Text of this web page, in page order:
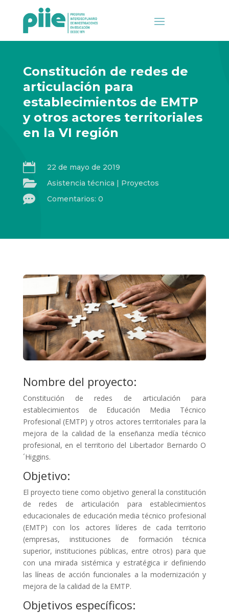
Constitución de redes de
articulación para
establecimientos de EMTP
y otros actores territoriales
en la VI región
 22 de mayo de 2019
 Asistencia técnica | Proyectos
 Comentarios: 0
Nombre del proyecto:
Constitución de redes de articulación para
establecimientos de Educación Media Técnico
Profesional (EMTP) y otros actores territoriales para la
mejora de la calidad de la enseñanza medía técnico
profesional, en el territorio del Libertador Bernardo O
´Higgins.
Objetivo:
El proyecto tiene como objetivo general la constitución
de redes de articulación para establecimientos
educacionales de educación media técnico profesional
(EMTP) con los actores líderes de cada territorio
(empresas, instituciones de formación técnica
superior, instituciones públicas, entre otros) para que
con una mirada sistémica y estratégica ir definiendo
las líneas de acción funcionales a la modernización y
mejora de la calidad de la EMTP.
Objetivos específicos: